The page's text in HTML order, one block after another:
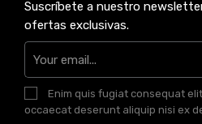
Suscríbete a nuestro
ofertas exclusivas.
Enim quis fugiat consequat
occaecat deserunt aliquip nisi ex